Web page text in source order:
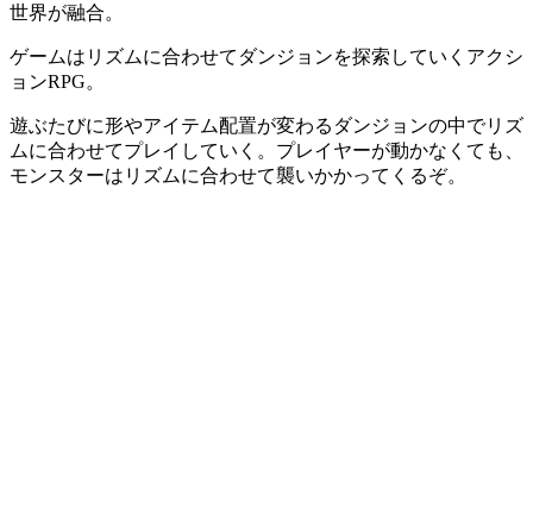
世界が融合。
ゲームはリズムに合わせてダンジョンを探索していく アクシ
ョンRPG。
遊ぶたびに形やアイテム配置が変わるダンジョンの中でリズ
ムに合わせてプレイしていく。プレイヤーが動かなくても、
モンスターはリズムに合わせて襲いかかってくるぞ。